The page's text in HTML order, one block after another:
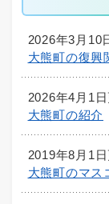
2026年3月10
大熊町の復興
2026年4月1
大熊町の紹介
2019年8月1
大熊町のマス